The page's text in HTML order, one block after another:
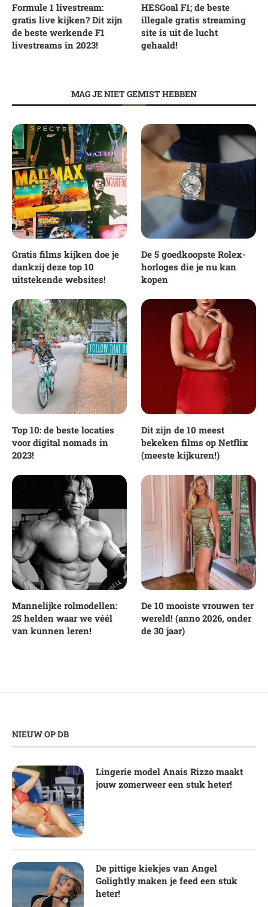
Formule 1 livestream:
gratis live kijken? Dit zijn
de beste werkende F1
livestreams in 2023!
HESGoal F1; de beste
illegale gratis streaming
site is uit de lucht
gehaald!
MAG JE NIET GEMIST HEBBEN
Gratis films kijken doe je
dankzij deze top 10
uitstekende websites!
De 5 goedkoopste Rolex-
horloges die je nu kan
kopen
Top 10: de beste locaties
voor digital nomads in
2023!
Dit zijn de 10 meest
bekeken films op Netflix
(meeste kijkuren!)
Mannelijke rolmodellen:
25 helden waar we véél
van kunnen leren!
De 10 mooiste vrouwen ter
wereld! (anno 2026, onder
de 30 jaar)
NIEUW OP DB
Lingerie model Anais Rizzo maakt
jouw zomerweer een stuk heter!
De pittige kiekjes van Angel
Golightly maken je feed een stuk
heter!